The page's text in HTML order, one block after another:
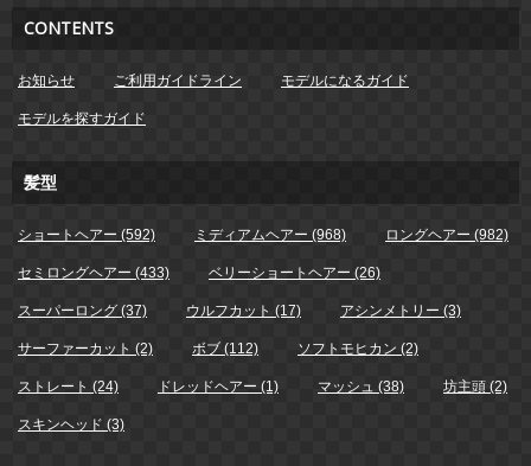
CONTENTS
お知らせ ご利用ガイドライン モデルになるガイド
モデルを探すガイド
髪型
ショートヘアー (592) ミディアムヘアー (968) ロングヘアー (982)
セミロングヘアー (433) ベリーショートヘアー (26)
スーパーロング (37) ウルフカット (17) アシンメトリー (3)
サーファーカット (2) ボブ (112) ソフトモヒカン (2)
ストレート (24) ドレッドヘアー (1) マッシュ (38) 坊主頭 (2)
スキンヘッド (3)